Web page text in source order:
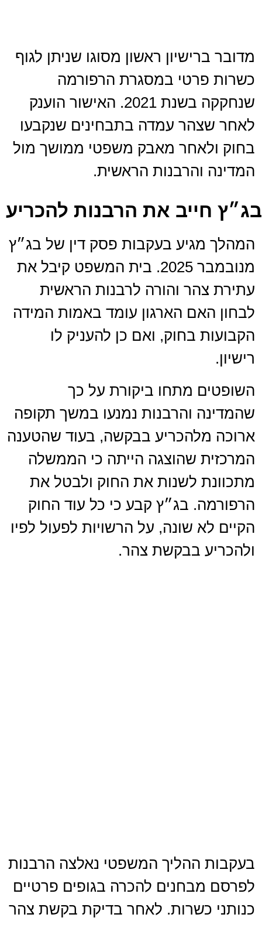
מדובר ברישיון ראשון מסוגו שניתן לגוף
כשרות פרטי במסגרת הרפורמה
שנחקקה בשנת 2021. האישור הוענק
לאחר שצהר עמדה בתבחינים שנקבעו
בחוק ולאחר מאבק משפטי ממושך מול
המדינה והרבנות הראשית.
בג״ץ חייב את הרבנות להכריע
המהלך מגיע בעקבות פסק דין של בג״ץ
מנובמבר 2025. בית המשפט קיבל את
עתירת צהר והורה לרבנות הראשית
לבחון האם הארגון עומד באמות המידה
הקבועות בחוק, ואם כן להעניק לו
רישיון.
השופטים מתחו ביקורת על כך
שהמדינה והרבנות נמנעו במשך תקופה
ארוכה מלהכריע בבקשה, בעוד שהטענה
המרכזית שהוצגה הייתה כי הממשלה
מתכוונת לשנות את החוק ולבטל את
הרפורמה. בג״ץ קבע כי כל עוד החוק
הקיים לא שונה, על הרשויות לפעול לפיו
ולהכריע בבקשת צהר.
בעקבות ההליך המשפטי נאלצה הרבנות
לפרסם מבחנים להכרה בגופים פרטיים
כנותני כשרות. לאחר בדיקת בקשת צהר